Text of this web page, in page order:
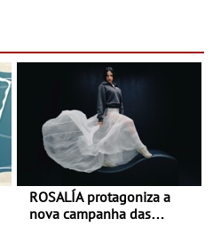
ROSALÍA protagoniza a
nova campanha das